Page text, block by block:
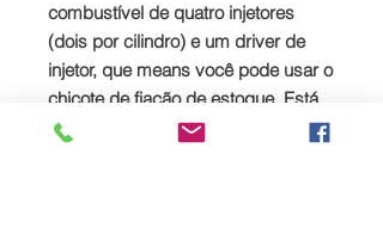
combustível de quatro injetores
(dois por cilindro) e um driver de
injetor, que means você pode usar o
chicote de fiação de estoque. Está
disponível em acabamento preto